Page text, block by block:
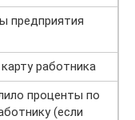
предприятия
работника
проценты по
(если